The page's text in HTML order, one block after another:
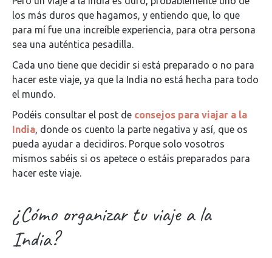
los más duros que hagamos, y entiendo que, lo que
para mí fue una increíble experiencia, para otra persona
sea una auténtica pesadilla.
Cada uno tiene que decidir si está preparado o no para
hacer este viaje, ya que la India no está hecha para todo
el mundo.
Podéis consultar el post de consejos para viajar a la
India, donde os cuento la parte negativa y así, que os
pueda ayudar a decidiros. Porque solo vosotros
mismos sabéis si os apetece o estáis preparados para
hacer este viaje.
¿Cómo organizar tu viaje a la
India?